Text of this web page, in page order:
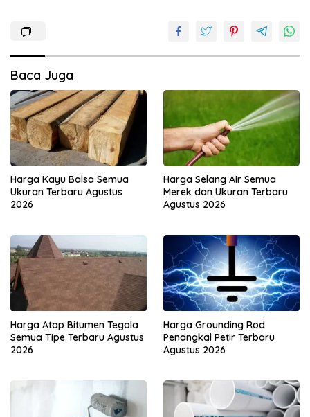
Baca Juga
Harga Kayu Balsa Semua
Ukuran Terbaru Agustus
2026
Harga Selang Air Semua
Merek dan Ukuran Terbaru
Agustus 2026
Harga Atap Bitumen Tegola
Semua Tipe Terbaru Agustus
2026
Harga Grounding Rod
Penangkal Petir Terbaru
Agustus 2026